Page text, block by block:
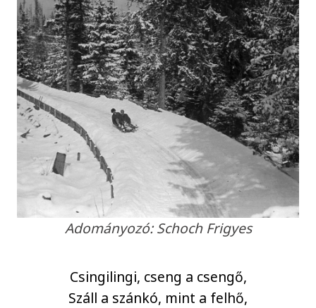
Adományozó: Schoch Frigyes
Csingilingi, cseng a csengő,
Száll a szánkó, mint a felhő,